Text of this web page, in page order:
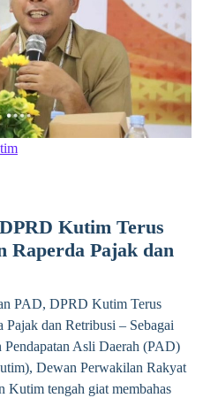
Kutim Terus
Raperda Pajak dan
PAD, DPRD Kutim Terus
Pajak dan Retribusi – Sebagai
Pendapatan Asli Daerah (PAD)
Dewan Perwakilan Rakyat
Kutim tengah giat membahas